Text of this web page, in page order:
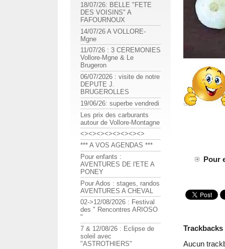
Pour
Trackbacks
Aucun
18/07/26: BELLE "FETE
DES VOISINS" A
FAFOURNOUX
14/07/26 A VOLLORE-
Mgne
11/07/26 : 3 CEREMONIES
Vollore-Mgne & Le
Brugeron
06/07/2026 : visite de notre
DEPUTE J.
BRUGEROLLES
19/06/26: superbe vendredi
Les prix des carburants
autour de Vollore-Montagne
<><><><><><><><>
*** A VOS AGENDAS ***
Pour enfants :
AVENTURES DE l'ETE A
PONEY
Pour Ados : stages, randos
AVENTURES A CHEVAL
02->12/08/2026 : Festival
des " Rencontres ARIOSO
"
7 & 12/08/26 : Eclipse de
soleil avec
"ASTROTHIERS"